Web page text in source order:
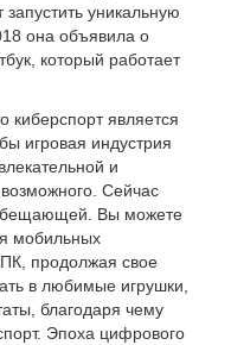
уникальную
она объявила о
который работает
киберспорт является
игровая индустрия
и
Сейчас
Вы можете
мобильных
продолжая свое
в любимые игрушки,
благодаря чему
Эпоха цифрового